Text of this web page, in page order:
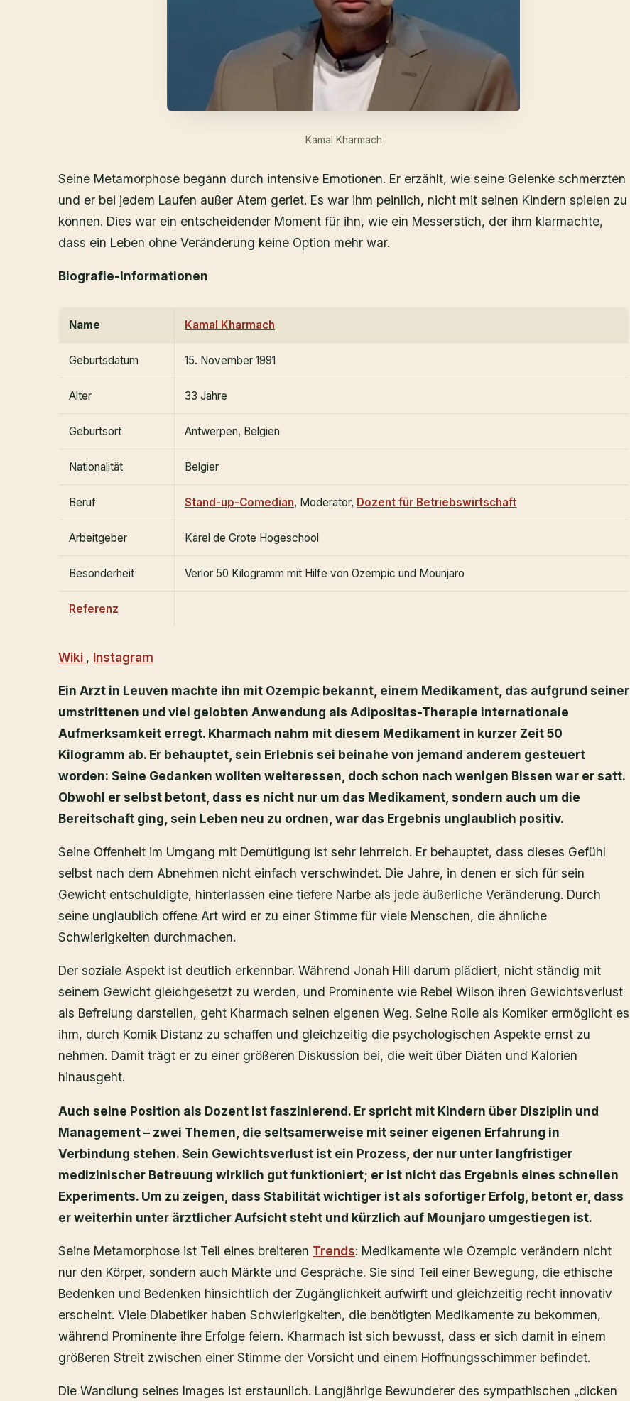
Kamal Kharmach
Seine Metamorphose begann durch intensive Emotionen. Er erzählt, wie seine Gelenke schmerzten
und er bei jedem Laufen außer Atem geriet. Es war ihm peinlich, nicht mit seinen Kindern spielen zu
können. Dies war ein entscheidender Moment für ihn, wie ein Messerstich, der ihm klarmachte,
dass ein Leben ohne Veränderung keine Option mehr war.
Biografie-Informationen
Name Kamal Kharmach
Geburtsdatum 15. November 1991
Alter 33 Jahre
Geburtsort Antwerpen, Belgien
Nationalität Belgier
Beruf Stand-up-Comedian, Moderator, Dozent für Betriebswirtschaft
Arbeitgeber Karel de Grote Hogeschool
Besonderheit Verlor 50 Kilogramm mit Hilfe von Ozempic und Mounjaro
Referenz
Wiki , Instagram
Ein Arzt in Leuven machte ihn mit Ozempic bekannt, einem Medikament, das aufgrund seiner
umstrittenen und viel gelobten Anwendung als Adipositas-Therapie internationale
Aufmerksamkeit erregt. Kharmach nahm mit diesem Medikament in kurzer Zeit 50
Kilogramm ab. Er behauptet, sein Erlebnis sei beinahe von jemand anderem gesteuert
worden: Seine Gedanken wollten weiteressen, doch schon nach wenigen Bissen war er satt.
Obwohl er selbst betont, dass es nicht nur um das Medikament, sondern auch um die
Bereitschaft ging, sein Leben neu zu ordnen, war das Ergebnis unglaublich positiv.
Seine Offenheit im Umgang mit Demütigung ist sehr lehrreich. Er behauptet, dass dieses Gefühl
selbst nach dem Abnehmen nicht einfach verschwindet. Die Jahre, in denen er sich für sein
Gewicht entschuldigte, hinterlassen eine tiefere Narbe als jede äußerliche Veränderung. Durch
seine unglaublich offene Art wird er zu einer Stimme für viele Menschen, die ähnliche
Schwierigkeiten durchmachen.
Der soziale Aspekt ist deutlich erkennbar. Während Jonah Hill darum plädiert, nicht ständig mit
seinem Gewicht gleichgesetzt zu werden, und Prominente wie Rebel Wilson ihren Gewichtsverlust
als Befreiung darstellen, geht Kharmach seinen eigenen Weg. Seine Rolle als Komiker ermöglicht es
ihm, durch Komik Distanz zu schaffen und gleichzeitig die psychologischen Aspekte ernst zu
nehmen. Damit trägt er zu einer größeren Diskussion bei, die weit über Diäten und Kalorien
hinausgeht.
Auch seine Position als Dozent ist faszinierend. Er spricht mit Kindern über Disziplin und
Management – ​​zwei Themen, die seltsamerweise mit seiner eigenen Erfahrung in
Verbindung stehen. Sein Gewichtsverlust ist ein Prozess, der nur unter langfristiger
medizinischer Betreuung wirklich gut funktioniert; er ist nicht das Ergebnis eines schnellen
Experiments. Um zu zeigen, dass Stabilität wichtiger ist als sofortiger Erfolg, betont er, dass
er weiterhin unter ärztlicher Aufsicht steht und kürzlich auf Mounjaro umgestiegen ist.
Seine Metamorphose ist Teil eines breiteren Trends: Medikamente wie Ozempic verändern nicht
nur den Körper, sondern auch Märkte und Gespräche. Sie sind Teil einer Bewegung, die ethische
Bedenken und Bedenken hinsichtlich der Zugänglichkeit aufwirft und gleichzeitig recht innovativ
erscheint. Viele Diabetiker haben Schwierigkeiten, die benötigten Medikamente zu bekommen,
während Prominente ihre Erfolge feiern. Kharmach ist sich bewusst, dass er sich damit in einem
größeren Streit zwischen einer Stimme der Vorsicht und einem Hoffnungsschimmer befindet.
Die Wandlung seines Images ist erstaunlich. Langjährige Bewunderer des sympathischen „dicken